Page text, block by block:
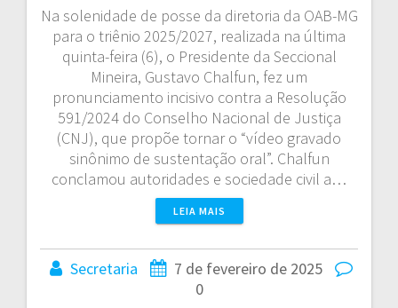
Na solenidade de posse da diretoria da OAB-MG
para o triênio 2025/2027, realizada na última
quinta-feira (6), o Presidente da Seccional
Mineira, Gustavo Chalfun, fez um
pronunciamento incisivo contra a Resolução
591/2024 do Conselho Nacional de Justiça
(CNJ), que propõe tornar o “vídeo gravado
sinônimo de sustentação oral”. Chalfun
conclamou autoridades e sociedade civil a…
LEIA MAIS
Secretaria
7 de fevereiro de 2025
0